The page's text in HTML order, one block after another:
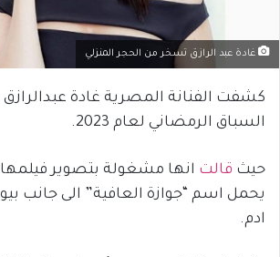
غادة عبد الرازق تسخر من الحجر المنزلي
كشفت الفنانة المصرية غادة
السباق الرمضاني لعام 2023.
حيث قالت انها مشغولة بتصوير فيلمها
يحمل اسم “جوازة العافية” الى جانب
ادم.